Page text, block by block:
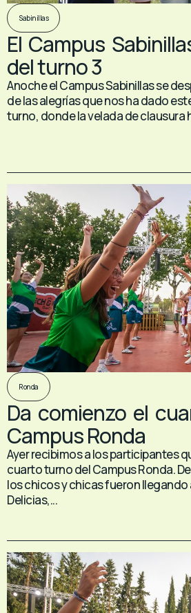
Sabinillas
El Campus
del turno 3
Anoche el Campus Sabinillas se
de las alegrías que nos ha dado
turno, donde la velada de clausura
Ronda
Da comienzo el
Campus Ronda
Ayer recibimos a los participantes
cuarto turno del Campus Ronda.
los chicos y chicas fueron llegando
Delicias,...